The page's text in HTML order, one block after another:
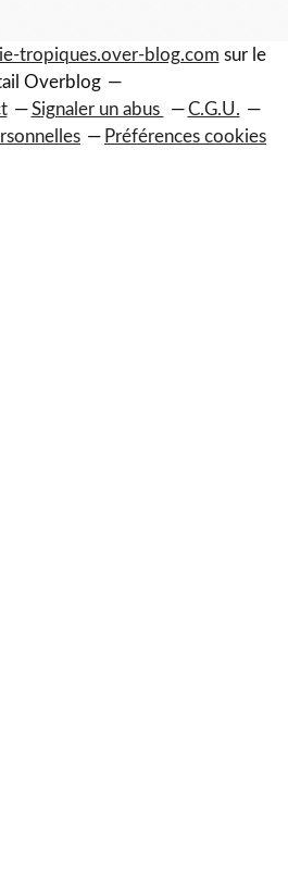
tropiques.over-blog.com sur le
Overblog
Signaler un abus
C.G.U.
Préférences cookies